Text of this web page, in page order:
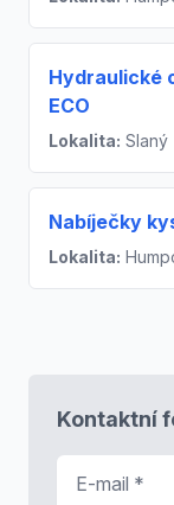
Hydraulické
ECO
Lokalita: Slaný
Nabíječky
Lokalita:
Kontaktní